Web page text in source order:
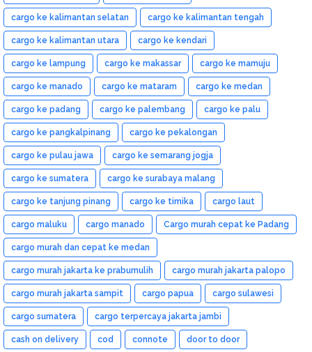
cargo ke kalimantan selatan cargo ke kalimantan tengah
cargo ke kalimantan utara cargo ke kendari
cargo ke lampung cargo ke makassar cargo ke mamuju
cargo ke manado cargo ke mataram cargo ke medan
cargo ke padang cargo ke palembang cargo ke palu
cargo ke pangkalpinang cargo ke pekalongan
cargo ke pulau jawa cargo ke semarang jogja
cargo ke sumatera cargo ke surabaya malang
cargo ke tanjung pinang cargo ke timika cargo laut
cargo maluku cargo manado Cargo murah cepat ke Padang
cargo murah dan cepat ke medan
cargo murah jakarta ke prabumulih cargo murah jakarta palopo
cargo murah jakarta sampit cargo papua cargo sulawesi
cargo sumatera cargo terpercaya jakarta jambi
cash on delivery cod connote door to door